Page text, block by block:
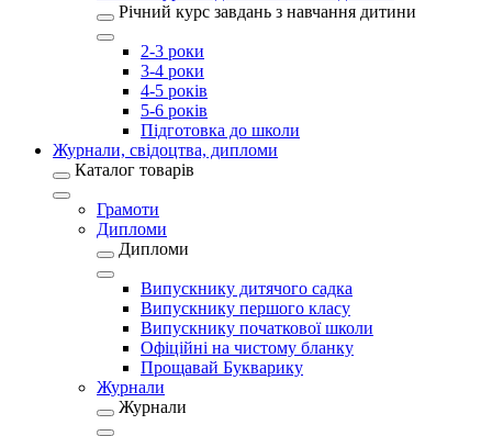
Річний курс завдань з навчання дитини
2-3 роки
3-4 роки
4-5 років
5-6 років
Підготовка до школи
Журнали, свідоцтва, дипломи
Каталог товарів
Грамоти
Дипломи
Дипломи
Випускнику дитячого садка
Випускнику першого класу
Випускнику початкової школи
Офіційні на чистому бланку
Прощавай Букварику
Журнали
Журнали